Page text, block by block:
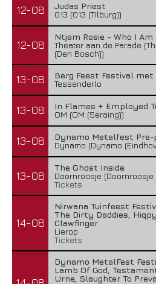
12-08
Judas Priest
013 (013 (Tilburg))
12-08
Ntjam Rosie - Who I Am
Theater aan de Parade
(Den Bosch))
13-08
Berg Feest Festival met
Tessenderlo
13-08
In Flames + Employed
OM (OM (Seraing))
13-08
Dynamo Metalfest
Dynamo (Dynamo
13-08
The Ghost Inside
Doornroosje (Doornroosje
Tickets
14-08
Nirwana Tuinfeest
The Dirty Daddies,
Clawfinger
Lierop
Tickets
Dynamo MetalFest
Lamb Of God,
Urne, Slaughter To